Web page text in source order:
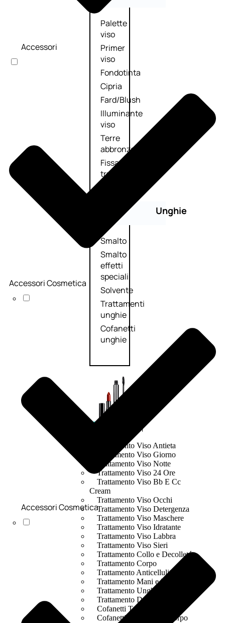
Palette
viso
Primer
viso
Fondotinta
Cipria
Fard/Blush
Illuminante
viso
Terre
abbronzanti
Fissatore
trucco
Unghie
Smalto
Smalto
effetti
speciali
Solvente
Trattamenti
unghie
Cofanetti
unghie
TRATTAMENTI
Trattamento Viso Antieta
Trattamento Viso Giorno
Trattamento Viso Notte
Trattamento Viso 24 Ore
Trattamento Viso Bb E Cc
Cream
Trattamento Viso Occhi
Trattamento Viso Detergenza
Trattamento Viso Maschere
Trattamento Viso Idratante
Trattamento Viso Labbra
Trattamento Viso Sieri
Trattamento Collo e Decolleté
Trattamento Corpo
Trattamento Anticellulite
Trattamento Mani e Piedi
Trattamento Unghie
Trattamento Deodoranti
Cofanetti Trattamento Viso
Cofanetti Trattamento Corpo
Accessori
Accessori Cosmetica
Accessori Cosmetica